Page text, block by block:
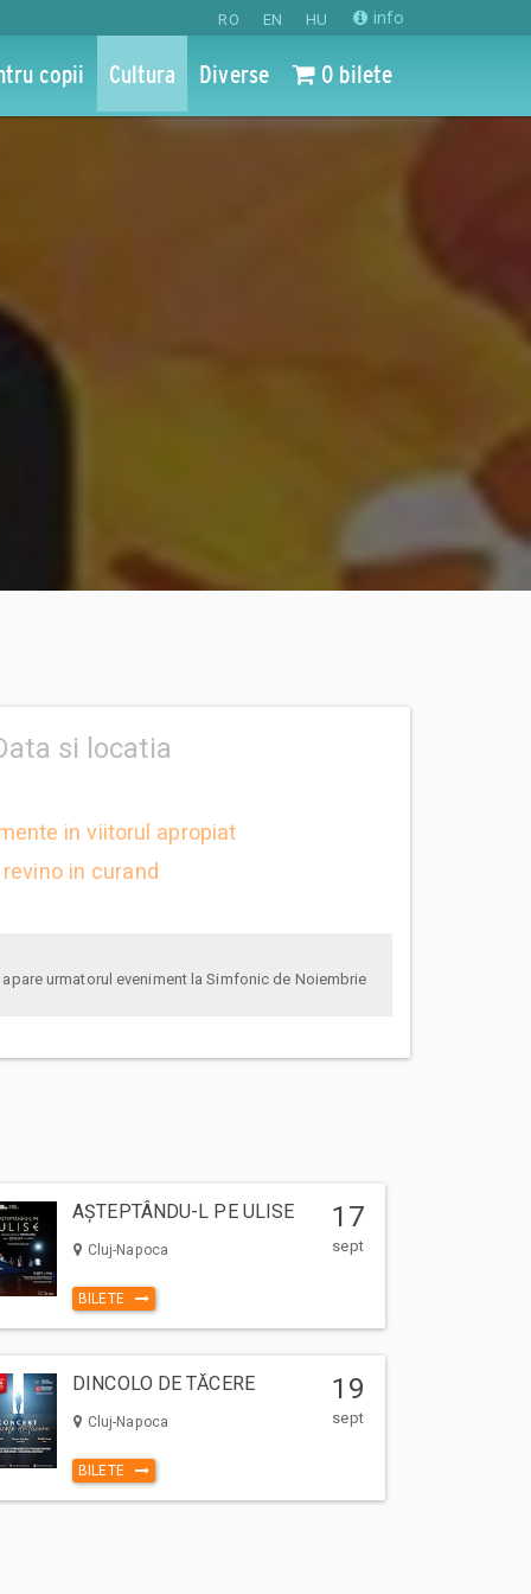
RO EN HU info
copii Cultura Diverse 0 bilete
si locatia
in viitorul apropiat
revino in curand
anunta-ma pe email cand apare urmatorul eveniment la Simfonic de Noiembrie
AȘTEPTÂNDU-L PE ULISE
Cluj-Napoca
BILETE
17
sept
DINCOLO DE TĂCERE
Cluj-Napoca
BILETE
19
sept